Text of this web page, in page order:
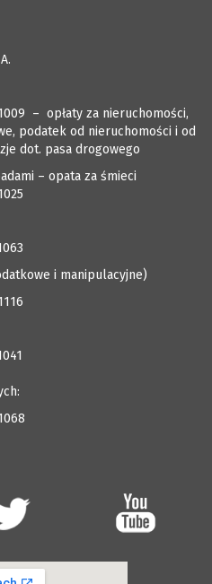
– opłaty za nieruchomości,
podatek od nieruchomości i od
dot. pasa drogowego
– opata za śmieci
i manipulacyjne)